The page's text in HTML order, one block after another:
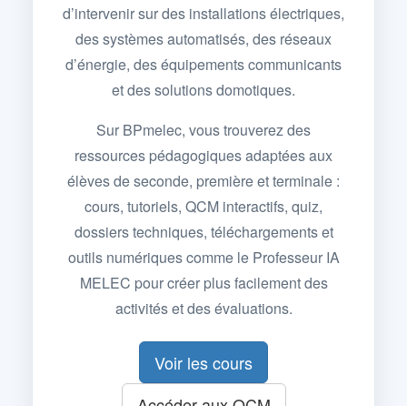
d’intervenir sur des installations électriques,
des systèmes automatisés, des réseaux
d’énergie, des équipements communicants
et des solutions domotiques.
Sur BPmelec, vous trouverez des
ressources pédagogiques adaptées aux
élèves de seconde, première et terminale :
cours, tutoriels, QCM interactifs, quiz,
dossiers techniques, téléchargements et
outils numériques comme le Professeur IA
MELEC pour créer plus facilement des
activités et des évaluations.
Voir les cours